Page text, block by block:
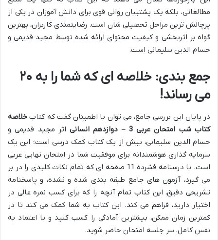
مطالعاتی، بلکه یک پشتیبان روانی قوی برای دانش آموزان در یکی از
پرچالش ترین مراحل تحصیلی شان است. رضایتمندی کاربران، بهترین
گواه بر اثربخشی و کیفیت محتوای ارائه شده توسط مجید قدیمی و
حسام الدین سلیمانی است.
جمع بندی: خلاصه ای که شما را به ۲۰
می رساند!
در پایان این بررسی جامع، می توان با اطمینان گفت که کتاب خلاصه
کتاب شب امتحان عربی 3 – دوازدهم انسانی
اثر مجید قدیمی و
حسام الدین سلیمانی، بیش از یک کتاب کمک درسی است؛ این یک
سرمایه گذاری هوشمندانه برای موفقیت شما در امتحان نهایی عربی
است. با درسنامه فشرده 11 صفحه ای که تمام نکات کلیدی را در بر
می گیرد، آزمون های جامع طبقه بندی شده و نشده، و پاسخنامه
تشریحی دقیق، این کتاب تمام آنچه را که برای کسب نمره عالی در
اختیار دارید، فراهم می کند. این کتاب به شما کمک می کند تا در
کمترین زمان ممکن، بیشترین آمادگی را کسب کنید و با اعتماد به
نفس کامل، سر جلسه امتحان حاضر شوید.